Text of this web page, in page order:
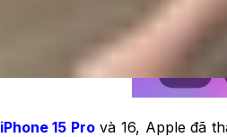
iPhone 15 Provà 16, Apple đã